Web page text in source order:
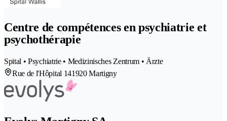
Centre de compétences en psychiatrie et
psychothérapie
Spital • Psychiatrie • Medizinisches Zentrum • Ärzte
Rue de l'Hôpital 141920 Martigny